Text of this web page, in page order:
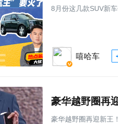
8月份这几款SUV新
嘻哈车
豪华越野圈再
豪华越野圈再迎新王